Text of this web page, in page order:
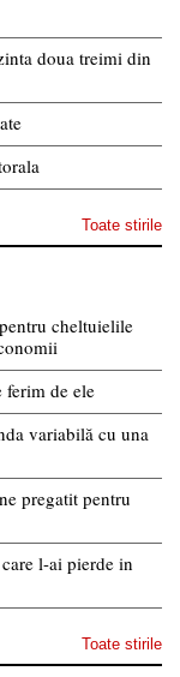
doua treimi din
Toate stirile
cheltuielile
ferim de ele
variabilă cu una
pregatit pentru
l-ai pierde in
Toate stirile